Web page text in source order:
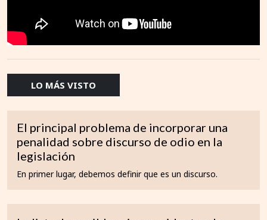
LO MÁS VISTO
El principal problema de incorporar una
penalidad sobre discurso de odio en la
legislación
En primer lugar, debemos definir que es un discurso.